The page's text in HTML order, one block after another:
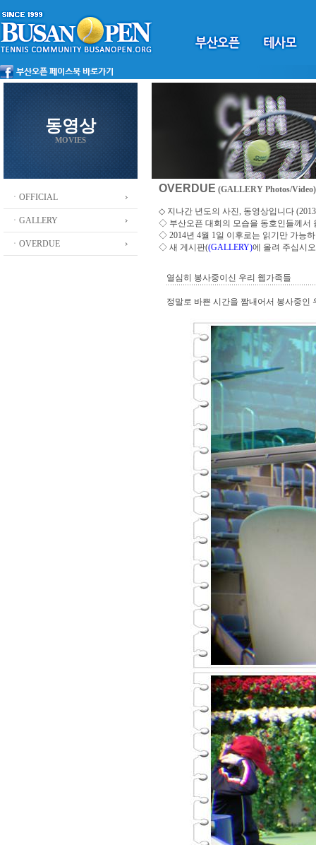
동영상
MOVIES
ㆍOFFICIAL
ㆍGALLERY
ㆍOVERDUE
OVERDUE (GALLERY Photos/Video)
◇ 지나간 년도의 사진, 동영상입니다
◇ 부산오픈 대회의 모습을 동호인들께서
◇ 2014년 4월 1일 이후로는 읽기만 가능
◇ 새 게시판((GALLERY)에 올려 주십시오
열심히 봉사중이신 우리 웹가족들
정말로 바쁜 시간을 짬내어서 봉사중인